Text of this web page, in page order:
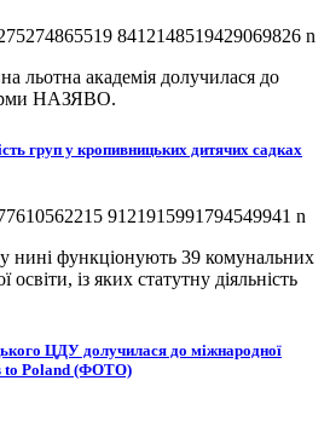
льотна академія долучилася до
НАЗЯВО.
груп у кропивницьких дитячих садках
нині функціонують 39 комунальних
освіти, із яких статутну діяльність
ЦДУ долучилася до міжнародної
to Poland (ФОТО)